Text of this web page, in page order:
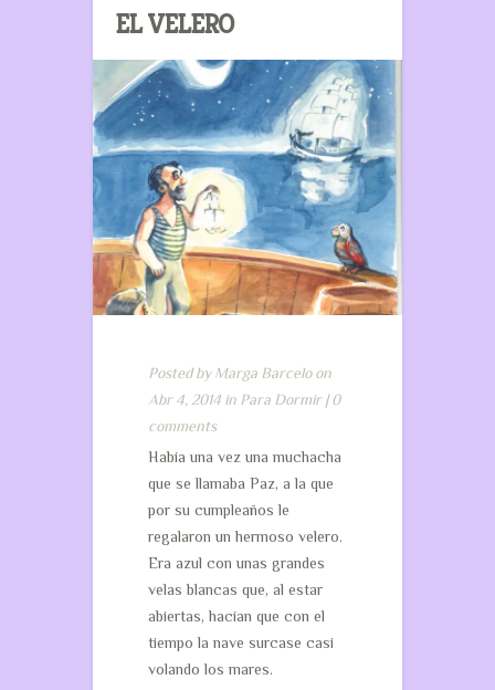
EL VELERO
Posted byMarga Barceloon
Abr 4, 2014 in Para Dormir|0
comments
Había una vez una muchacha
que se llamaba Paz, a la que
por su cumpleaños le
regalaron un hermoso velero.
Era azul con unas grandes
velas blancas que, al estar
abiertas, hacían que con el
tiempo la nave surcase casi
volando los mares.